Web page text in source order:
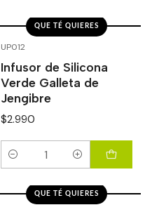
UP012
QUE TÉ QUIERES
Infusor de Silicona
Verde Galleta de
Jengibre
$2.990
Cantidad
QUE TÉ QUIERES